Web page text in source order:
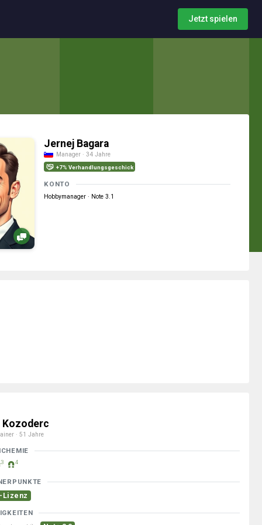
Jetzt spielen
Jernej Bagara
Manager · 34 Jahre
+7% Verhandlungsgeschick
KONTO
Hobbymanager · Note 3.1
Kozoderc
· 51 Jahre
3 4
Lizenz